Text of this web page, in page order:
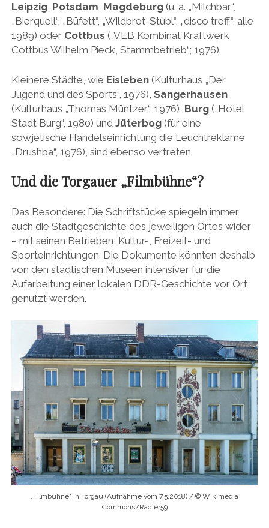
Leipzig, Potsdam, Magdeburg(u. a. „Milchbar“,
„Bierquell“, „Büfett“, „Wildbret-Stübl“, „disco treff“, alle
1989) oder Cottbus („VEB Kombinat Kraftwerk
Cottbus Wilhelm Pieck, Stammbetrieb“; 1976).
Kleinere Städte, wie Eisleben(Kulturhaus „Der
Jugend und des Sports“, 1976), Sangerhausen
(Kulturhaus „Thomas Müntzer“, 1976), Burg(„Hotel
Stadt Burg“, 1980) und Jüterbog(für eine
sowjetische Handelseinrichtung die Leuchtreklame
„Drushba“, 1976), sind ebenso vertreten.
Und die Torgauer „Filmbühne“?
Das Besondere: Die Schriftstücke spiegeln immer
auch die Stadtgeschichte des jeweiligen Ortes wider
– mit seinen Betrieben, Kultur-, Freizeit- und
Sporteinrichtungen. Die Dokumente könnten deshalb
von den städtischen Museen intensiver für die
Aufarbeitung einer lokalen DDR-Geschichte vor Ort
genutzt werden.
„Filmbühne“ in Torgau (Aufnahme vom 7.5.2018) / © Wikimedia
Commons/Radler59